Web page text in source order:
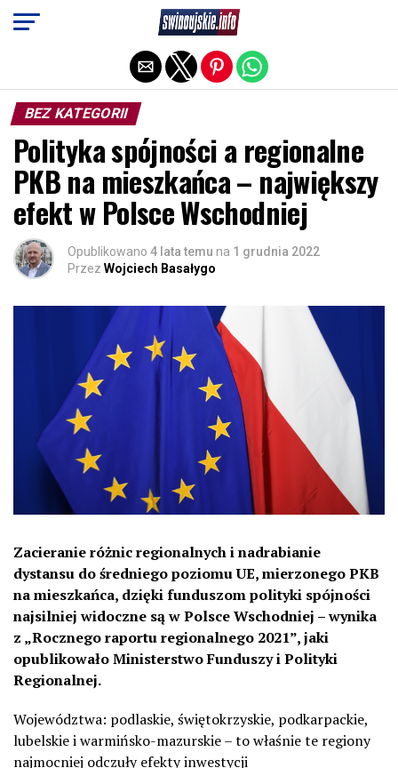
BEZ KATEGORII
Polityka spójności a regionalne
PKB na mieszkańca – największy
efekt w Polsce Wschodniej
Opublikowano 4 lata temu na 1 grudnia 2022
Przez Wojciech Basałygo
Zacieranie różnic regionalnych i nadrabianie
dystansu do średniego poziomu UE, mierzonego PKB
na mieszkańca, dzięki funduszom polityki spójności
najsilniej widoczne są w Polsce Wschodniej – wynika
z „Rocznego raportu regionalnego 2021”, jaki
opublikowało Ministerstwo Funduszy i Polityki
Regionalnej.
Województwa: podlaskie, świętokrzyskie, podkarpackie,
lubelskie i warmińsko-mazurskie – to właśnie te regiony
najmocniej odczuły efekty inwestycji
Exit mobile version